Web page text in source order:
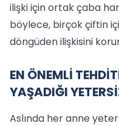
ilişki için ortak çaba
böylece, birçok çiftin
döngüden ilişkisini
EN ÖNEMLİ
YAŞADIĞI
Aslında her anne